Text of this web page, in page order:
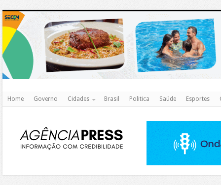
Home Governo Cidades Brasil Politica Saúde Esportes